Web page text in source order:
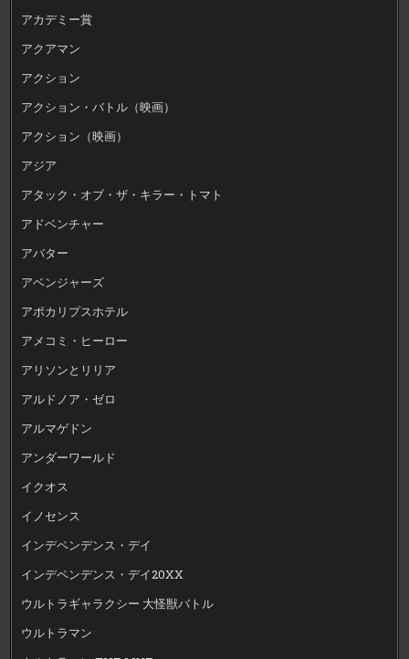
アカデミー賞
アクアマン
アクション
アクション・バトル（映画）
アクション（映画）
アジア
アタック・オブ・ザ・キラー・トマト
アドベンチャー
アバター
アベンジャーズ
アポカリプスホテル
アメコミ・ヒーロー
アリソンとリリア
アルドノア・ゼロ
アルマゲドン
アンダーワールド
イクオス
イノセンス
インデペンデンス・デイ
インデペンデンス・デイ20XX
ウルトラギャラクシー 大怪獣バトル
ウルトラマン